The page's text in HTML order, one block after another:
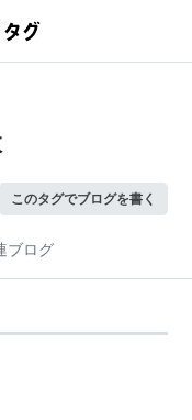
このタグでブログを書く
ブログ